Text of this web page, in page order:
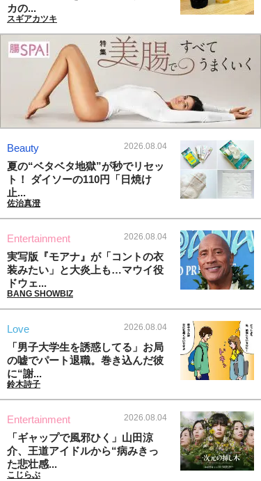
カの...
スギアカツキ
Beauty 2026.08.04
夏の“ベタベタ地獄”が秒でリセッ
ト！ ダイソーの110円「日焼け
止...
佐治真澄
Entertainment 2026.08.04
実写版『モアナ』が「コントの衣
装みたい」と大炎上も…マウイ役
ドウェ...
BANG SHOWBIZ
Love 2026.08.04
「男子大学生を誘惑してる」お局
の嘘でパート退職。巻き込んだ彼
に“謝...
鈴木詩子
Entertainment 2026.08.04
「ギャップで風邪ひく」山田涼
介、王道アイドルから“病みきっ
た悲壮感...
こじらぶ